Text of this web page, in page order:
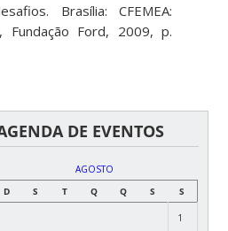
Brasília: CFEMEA:
Fundação Ford, 2009, p.
DE EVENTOS
AGOSTO
D
S T Q Q S S
1